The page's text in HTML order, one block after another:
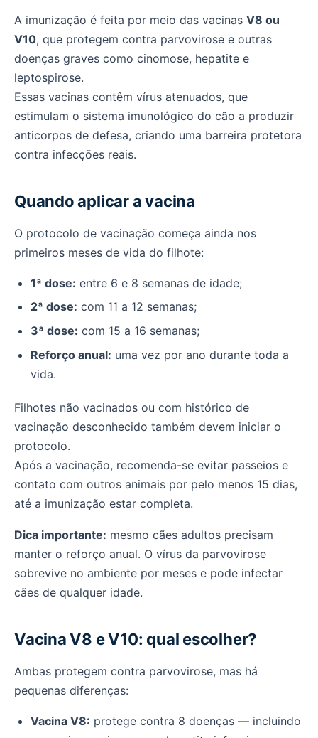
A imunização é feita por meio das vacinas V8 ou
V10, que protegem contra parvovirose e outras
doenças graves como cinomose, hepatite e
leptospirose.
Essas vacinas contêm vírus atenuados, que
estimulam o sistema imunológico do cão a produzir
anticorpos de defesa, criando uma barreira protetora
contra infecções reais.
Quando aplicar a vacina
O protocolo de vacinação começa ainda nos
primeiros meses de vida do filhote:
1ª dose: entre 6 e 8 semanas de idade;
2ª dose: com 11 a 12 semanas;
3ª dose: com 15 a 16 semanas;
Reforço anual: uma vez por ano durante toda a
vida.
Filhotes não vacinados ou com histórico de
vacinação desconhecido também devem iniciar o
protocolo.
Após a vacinação, recomenda-se evitar passeios e
contato com outros animais por pelo menos 15 dias,
até a imunização estar completa.
Dica importante: mesmo cães adultos precisam
manter o reforço anual. O vírus da parvovirose
sobrevive no ambiente por meses e pode infectar
cães de qualquer idade.
Vacina V8 e V10: qual escolher?
Ambas protegem contra parvovirose, mas há
pequenas diferenças:
Vacina V8: protege contra 8 doenças — incluindo